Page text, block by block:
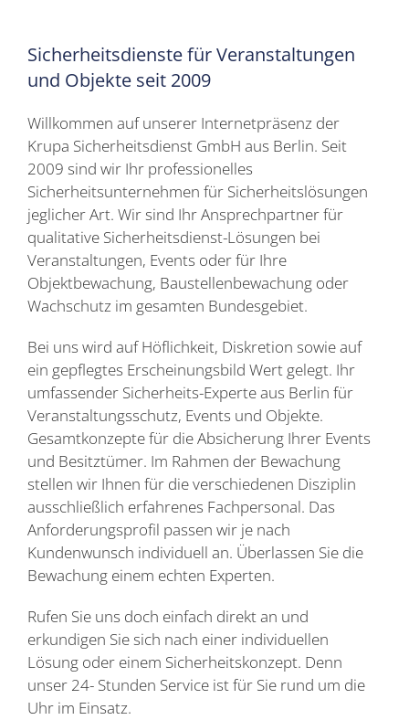
Sicherheitsdienste für Veranstaltungen
und Objekte seit 2009
Willkommen auf unserer Internetpräsenz der
Krupa Sicherheitsdienst GmbH aus Berlin. Seit
2009 sind wir Ihr professionelles
Sicherheitsunternehmen für Sicherheitslösungen
jeglicher Art. Wir sind Ihr Ansprechpartner für
qualitative Sicherheitsdienst-Lösungen bei
Veranstaltungen, Events oder für Ihre
Objektbewachung, Baustellenbewachung oder
Wachschutz im gesamten Bundesgebiet.
Bei uns wird auf Höflichkeit, Diskretion sowie auf
ein gepflegtes Erscheinungsbild Wert gelegt. Ihr
umfassender Sicherheits-Experte aus Berlin für
Veranstaltungsschutz, Events und Objekte.
Gesamtkonzepte für die Absicherung Ihrer Events
und Besitztümer. Im Rahmen der Bewachung
stellen wir Ihnen für die verschiedenen Disziplin
ausschließlich erfahrenes Fachpersonal. Das
Anforderungsprofil passen wir je nach
Kundenwunsch individuell an. Überlassen Sie die
Bewachung einem echten Experten.
Rufen Sie uns doch einfach direkt an und
erkundigen Sie sich nach einer individuellen
Lösung oder einem Sicherheitskonzept. Denn
unser 24- Stunden Service ist für Sie rund um die
Uhr im Einsatz.